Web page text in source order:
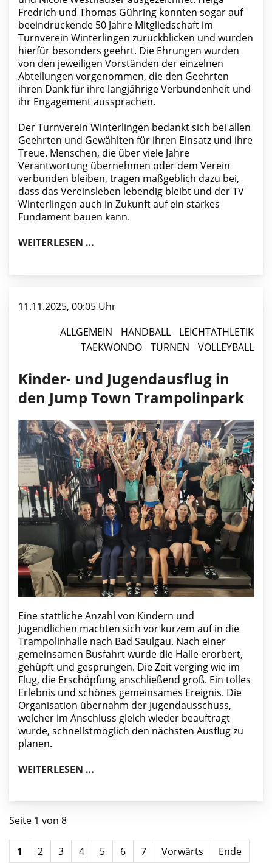
Fredrich und Thomas Gühring konnten sogar auf
beeindruckende 50 Jahre Mitgliedschaft im
Turnverein Winterlingen zurückblicken und wurden
hierfür besonders geehrt. Die Ehrungen wurden
von den jeweiligen Vorständen der einzelnen
Abteilungen vorgenommen, die den Geehrten
ihren Dank für ihre langjährige Verbundenheit und
ihr Engagement aussprachen.
Der Turnverein Winterlingen bedankt sich bei allen
Geehrten und Gewählten für ihren Einsatz und ihre
Treue. Menschen, die über viele Jahre
Verantwortung übernehmen oder dem Verein
verbunden bleiben, tragen maßgeblich dazu bei,
dass das Vereinsleben lebendig bleibt und der TV
Winterlingen auch in Zukunft auf ein starkes
Fundament bauen kann.
WEITERLESEN …
11.11.2025, 00:05 Uhr
ALLGEMEIN
HANDBALL
LEICHTATHLETIK
TAEKWONDO
TURNEN VOLLEYBALL
Kinder- und Jugendausflug in
den Jump Town Trampolinpark
Eine stattliche Anzahl von Kindern und
Jugendlichen machten sich vor kurzem auf in die
Trampolinhalle nach Bad Saulgau. Nach einer
gemeinsamen Busfahrt wurde die Halle erorbert,
gehüpft und gesprungen. Die Zeit verging wie im
Flug, die Erschöpfung anschließend groß. Ein tolles
Erlebnis und schönes gemeinsames Ereignis. Die
Organisation übernahm der Jugendausschuss,
welcher im Anschluss gleich wieder beauftragt
wurde, schnellstmöglich den nächsten Ausflug zu
planen.
WEITERLESEN …
Seite 1 von 8
1 2 3 4 5 6 7 Vorwärts Ende